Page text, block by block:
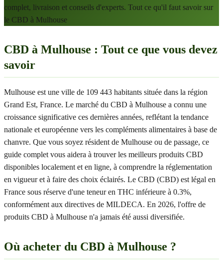
complet, livraison et conseils d'experts. Tout ce qu'il faut savoir sur
le CBD à Mulhouse
CBD à Mulhouse : Tout ce que vous devez
savoir
Mulhouse est une ville de 109 443 habitants située dans la région
Grand Est, France. Le marché du CBD à Mulhouse a connu une
croissance significative ces dernières années, reflétant la tendance
nationale et européenne vers les compléments alimentaires à base de
chanvre. Que vous soyez résident de Mulhouse ou de passage, ce
guide complet vous aidera à trouver les meilleurs produits CBD
disponibles localement et en ligne, à comprendre la réglementation
en vigueur et à faire des choix éclairés. Le CBD (CBD) est légal en
France sous réserve d'une teneur en THC inférieure à 0.3%,
conformément aux directives de MILDECA. En 2026, l'offre de
produits CBD à Mulhouse n'a jamais été aussi diversifiée.
Où acheter du CBD à Mulhouse ?